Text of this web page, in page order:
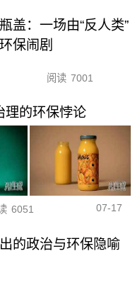
盖：一场由“反人类”
保闹剧
阅读 7001
理的环保悖论
6051 07-17
的政治与环保隐喻